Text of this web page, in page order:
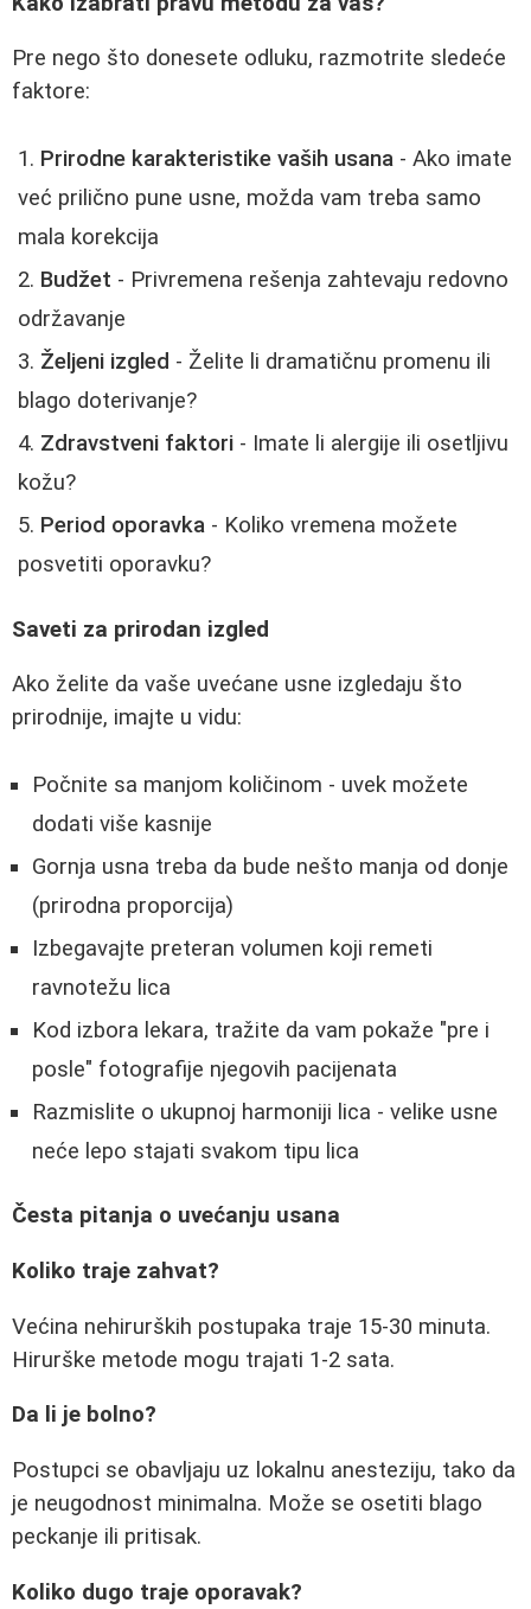
Pre nego što donesete odluku, razmotrite sledeće
faktore:
Prirodne karakteristike vaših usana - Ako imate
već prilično pune usne, možda vam treba samo
mala korekcija
Budžet - Privremena rešenja zahtevaju redovno
održavanje
Željeni izgled - Želite li dramatičnu promenu ili
blago doterivanje?
Zdravstveni faktori - Imate li alergije ili osetljivu
kožu?
Period oporavka - Koliko vremena možete
posvetiti oporavku?
Saveti za prirodan izgled
Ako želite da vaše uvećane usne izgledaju što
prirodnije, imajte u vidu:
Počnite sa manjom količinom - uvek možete
dodati više kasnije
Gornja usna treba da bude nešto manja od donje
(prirodna proporcija)
Izbegavajte preteran volumen koji remeti
ravnotežu lica
Kod izbora lekara, tražite da vam pokaže "pre i
posle" fotografije njegovih pacijenata
Razmislite o ukupnoj harmoniji lica - velike usne
neće lepo stajati svakom tipu lica
Česta pitanja o uvećanju usana
Koliko traje zahvat?
Većina nehirurških postupaka traje 15-30 minuta.
Hirurške metode mogu trajati 1-2 sata.
Da li je bolno?
Postupci se obavljaju uz lokalnu anesteziju, tako da
je neugodnost minimalna. Može se osetiti blago
peckanje ili pritisak.
Koliko dugo traje oporavak?